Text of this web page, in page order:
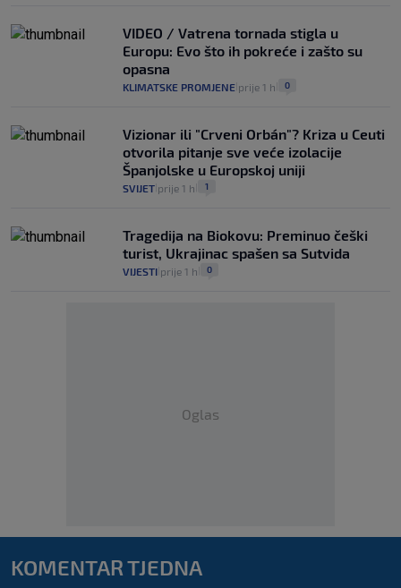
VIDEO / Vatrena tornada stigla u
Europu: Evo što ih pokreće i zašto su
opasna
KLIMATSKE PROMJENE prije 1 h 0
Vizionar ili "Crveni Orbán"? Kriza u Ceuti
otvorila pitanje sve veće izolacije
Španjolske u Europskoj uniji
SVIJET prije 1 h 1
Tragedija na Biokovu: Preminuo češki
turist, Ukrajinac spašen sa Sutvida
VIJESTI prije 1 h 0
Oglas
KOMENTAR TJEDNA